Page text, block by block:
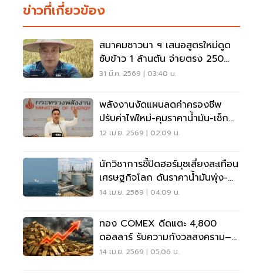
ข่าวที่เกี่ยวข้อง
สมาคมชาวนา ฯ เสนอสูตรใหม่ดูด
ซับข้าว 1 ล้านตัน จ่ายตรง 250
บาท/ตัน ซื้อข้าวได้ถึง 2 ล้านตัน
31 มี.ค. 2569 | 03:40 น.
พลังงานงัดแผนลดค่าครองชีพ
ปรับค่าไฟใหม่-คุมราคาน้ำมัน-เช็กกำ
ไรโรงกลั่น
12 เม.ย. 2569 | 02:09 น.
นักวิชาการชี้ปิดฮอร์มุซเสี่ยงสะเทือน
เศรษฐกิจโลก ดันราคาน้ำมันพุ่ง-
ตึงเครียดภูมิรัฐศาสตร์
14 เม.ย. 2569 | 04:09 น.
ทอง COMEX ดีดแตะ 4,800
ดอลลาร์ รับความกังวลสงคราม–
เงินเฟ้อ
14 เม.ย. 2569 | 05:06 น.